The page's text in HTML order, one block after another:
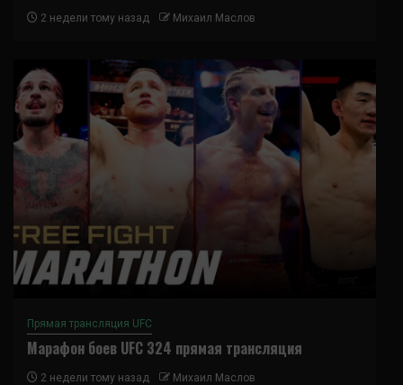
2 недели тому назад Михаил Маслов
Прямая трансляция UFC
Марафон боев UFC 324 прямая трансляция
2 недели тому назад Михаил Маслов